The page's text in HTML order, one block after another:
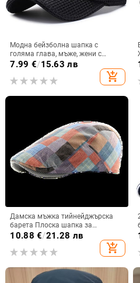
Модна бейзболна шапка с
голяма глава, мъже, жени с
широка периферия, мрежеста
ултравиолетова сянка Fish Duck
прости букви, дишаща шапка
7.99 €/15.63 лв
add_shopping_cart
Дамска мъжка тийнейджърска
барета Плоска шапка за
вестникарче Регулируема
ирландска таксиметрова шапка
Гетсби Дишаща шапка за
10.88 €/21.28 лв
add_shopping_cart